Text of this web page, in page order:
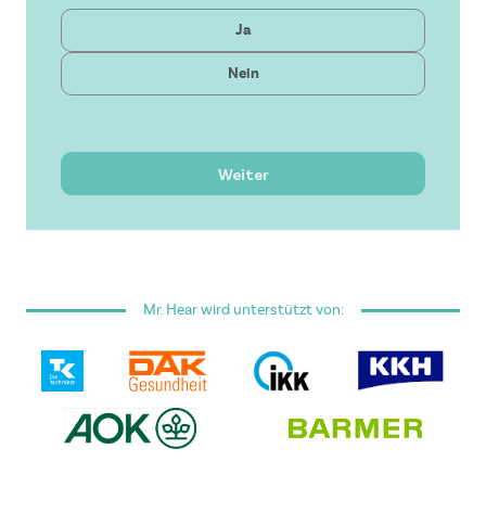
Ja
Nein
Weiter
Privat
Gesetzlich
Hervorragender Service
Dieses Formular ist durch reCAPTCHA geschützt - es
gelten die Google Datenschutzrichtlinie
Nutzungsbedingungen
Mr. Hear wird unterstützt von: